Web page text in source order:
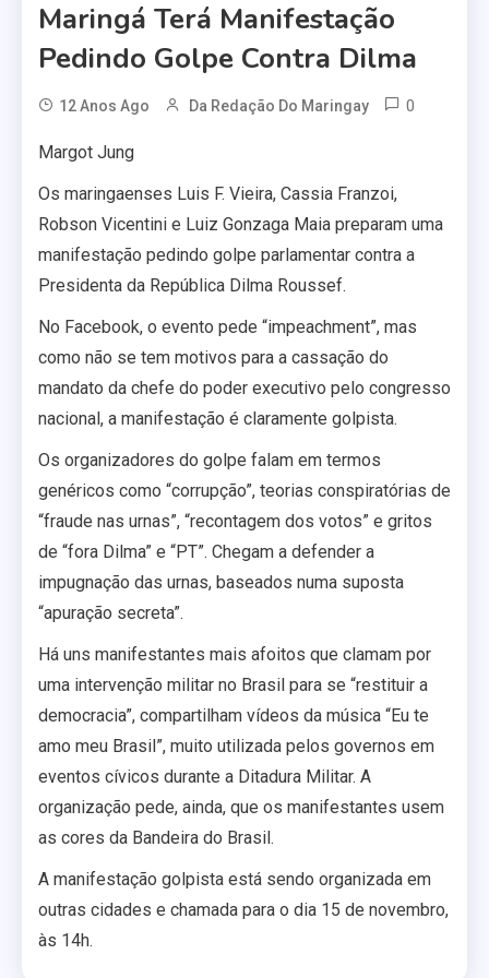
Maringá Terá Manifestação
Pedindo Golpe Contra Dilma
12 Anos Ago Da Redação Do Maringay 0
Margot Jung
Os maringaenses Luis F. Vieira, Cassia Franzoi,
Robson Vicentini e Luiz Gonzaga Maia preparam uma
manifestação pedindo golpe parlamentar contra a
Presidenta da República Dilma Roussef.
No Facebook, o evento pede “impeachment”, mas
como não se tem motivos para a cassação do
mandato da chefe do poder executivo pelo congresso
nacional, a manifestação é claramente golpista.
Os organizadores do golpe falam em termos
genéricos como “corrupção”, teorias conspiratórias de
“fraude nas urnas”, “recontagem dos votos” e gritos
de “fora Dilma” e “PT”. Chegam a defender a
impugnação das urnas, baseados numa suposta
“apuração secreta”.
Há uns manifestantes mais afoitos que clamam por
uma intervenção militar no Brasil para se “restituir a
democracia”, compartilham vídeos da música “Eu te
amo meu Brasil”, muito utilizada pelos governos em
eventos cívicos durante a Ditadura Militar. A
organização pede, ainda, que os manifestantes usem
as cores da Bandeira do Brasil.
A manifestação golpista está sendo organizada em
outras cidades e chamada para o dia 15 de novembro,
às 14h.